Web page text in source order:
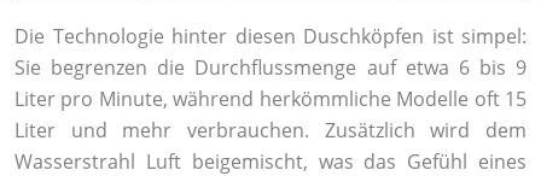
Die Technologie hinter diesen Duschköpfen ist simpel:
Sie begrenzen die Durchflussmenge auf etwa 6 bis 9
Liter pro Minute, während herkömmliche Modelle oft 15
Liter und mehr verbrauchen. Zusätzlich wird dem
Wasserstrahl Luft beigemischt, was das Gefühl eines